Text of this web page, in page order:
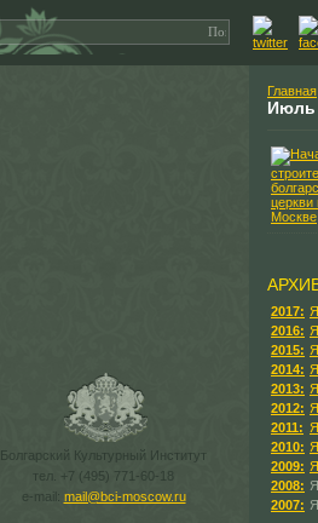
Болгарский Культурный Институт
тел. +7 (495) 771-60-18
e-mail: mail@bci-moscow.ru
Главная
Июль
2017:
2016:
2015:
2014:
2013:
2012:
2011:
2010:
2009:
2008:
2007: